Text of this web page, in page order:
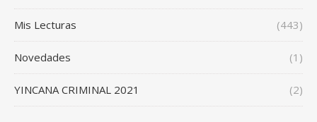
Mis Lecturas (443)
Novedades (1)
YINCANA CRIMINAL 2021 (2)